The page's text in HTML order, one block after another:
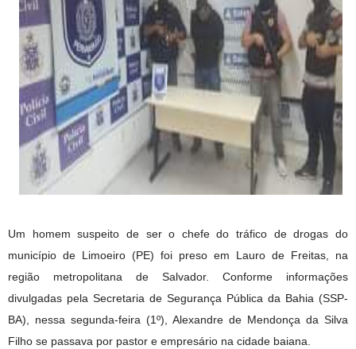
Um homem suspeito de ser o chefe do tráfico de drogas do
município de Limoeiro (PE) foi preso em Lauro de Freitas, na
região metropolitana de Salvador. Conforme informações
divulgadas pela Secretaria de Segurança Pública da Bahia (SSP-
BA), nessa segunda-feira (1º), Alexandre de Mendonça da Silva
Filho se passava por pastor e empresário na cidade baiana.